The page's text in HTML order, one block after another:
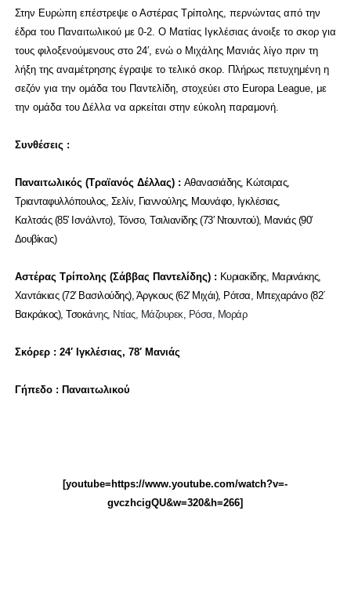
Στην Ευρώπη επέστρεψε ο Αστέρας Τρίπολης, περνώντας από την
έδρα του Παναιτωλικού με 0-2. Ο Ματίας Ιγκλέσιας άνοιξε το σκορ για
τους φιλοξενούμενους στο 24′, ενώ ο Μιχάλης Μανιάς λίγο πριν τη
λήξη της αναμέτρησης έγραψε το τελικό σκορ. Πλήρως πετυχημένη η
σεζόν για την ομάδα του Παντελίδη, στοχεύει στο Europa League, με
την ομάδα του Δέλλα να αρκείται στην εύκολη παραμονή.
Συνθέσεις :
Παναιτωλικός (Τραϊανός Δέλλας) : Αθανασιάδης, Κώτσιρας,
Τριανταφυλλόπουλος, Σελίν, Γιαννούλης, Μουνάφο, Ιγκλέσιας,
Καλτσάς (85′ Ισνάλντο), Τόνσο, Τσιλιανίδης (73′ Ντουντού), Μανιάς (90′
Δουβίκας)
Αστέρας Τρίπολης (Σάββας Παντελίδης) : Κυριακίδης, Μαρινάκης,
Χαντάκιας (72′ Βασιλούδης), Άργκους (62′ Μιχάι), Ρότσα, Μπεχαράνο (82΄
Βακράκος), Τσοκάνης, Ντίας, Μάζουρεκ, Ρόσα, Μοράρ
Σκόρερ : 24′ Ιγκλέσιας, 78′ Μανιάς
Γήπεδο : Παναιτωλικού
[youtube=https://www.youtube.com/watch?v=-
gvczhcigQU&w=320&h=266]